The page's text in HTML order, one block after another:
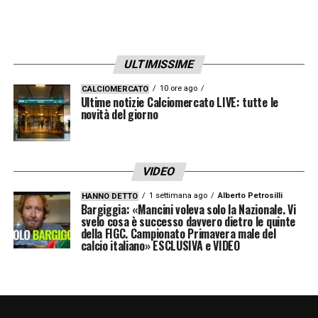
costruito l’identità vincente dei
Ultime notizie Calcio Estero: tutte le novità
del giorno provenienti da tutto il mondo
Champions e legame col club
Tra le frasi più dure resta quella pronunciata
dopo un momento complicato nel 2023:
«Voglio una reazione da tutto il club, non
squadra di fiori felici, io non voglio questo.
ULTIMISSIME
CALCIOMERCATO 10 ore ago
Ultime notizie Calciomercato LIVE: tutte le
novità del giorno
VIDEO
HANNO DETTO 1 settimana ago Alberto Petrosilli
Bargiggia: «Mancini voleva solo la Nazionale. Vi
svelo cosa è successo davvero dietro le quinte
della FIGC. Campionato Primavera male del
calcio italiano» ESCLUSIVA e VIDEO